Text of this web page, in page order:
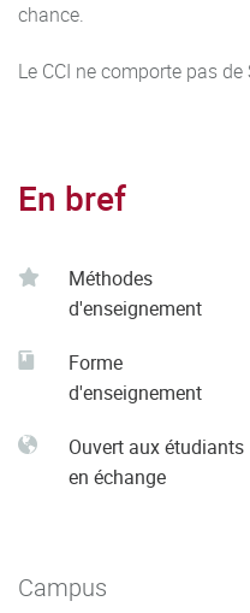
chance.
Le CCI ne comporte pas de
En bref
Méthodes
d'enseignement
Forme
d'enseignement
Ouvert aux étudiants
en échange
Campus